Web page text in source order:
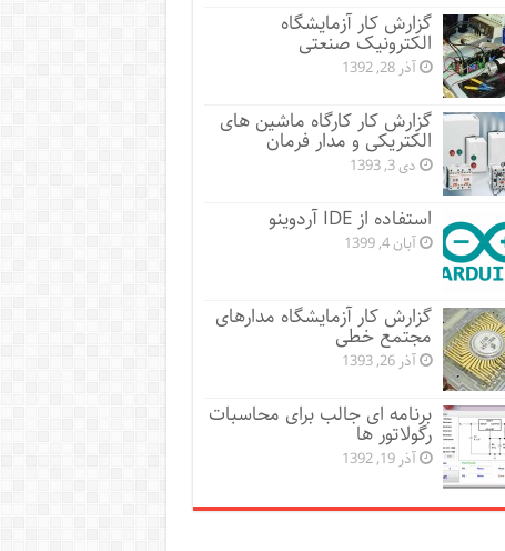
گزارش کار آزمایشگاه
الکترونیک صنعتی
آذر 28, 1392
گزارش کار کارگاه ماشین های
الکتریکی و مدار فرمان
دی 3, 1393
استفاده از IDE آردوینو
آبان 4, 1399
گزارش کار آزمایشگاه مدارهای
مجتمع خطی
آذر 26, 1393
برنامه ای جالب برای محاسبات
رگولاتور ها
آذر 19, 1392